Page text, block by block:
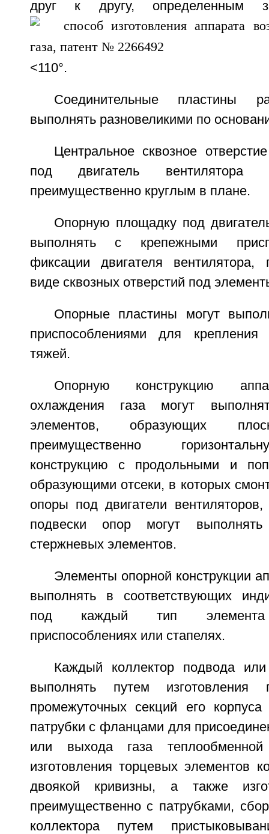
друг к другу, определенным
<110°.
Соединительные пластины
выполнять разновеликими по
Центральное сквозное
под двигатель вентилятора
преимущественно круглым в плане.
Опорную площадку под
выполнять с крепежными
фиксации двигателя вентилятора,
виде сквозных отверстий под
Опорные пластины могут
приспособлениями для крепления
тяжей.
Опорную конструкцию
охлаждения газа могут
элементов, образующих
преимущественно
конструкцию с продольными и
образующими отсеки, в которых
опоры под двигатели
подвески опор могут
стержневых элементов.
Элементы опорной конструкции
выполнять в соответствующих
под каждый тип элемента
приспособлениях или стапелях.
Каждый коллектор подвода
выполнять путем
промежуточных секций его
патрубки с фланцами для
или выхода газа
изготовления торцевых элементов
двоякой кривизны, а также
преимущественно с патрубками,
коллектора путем